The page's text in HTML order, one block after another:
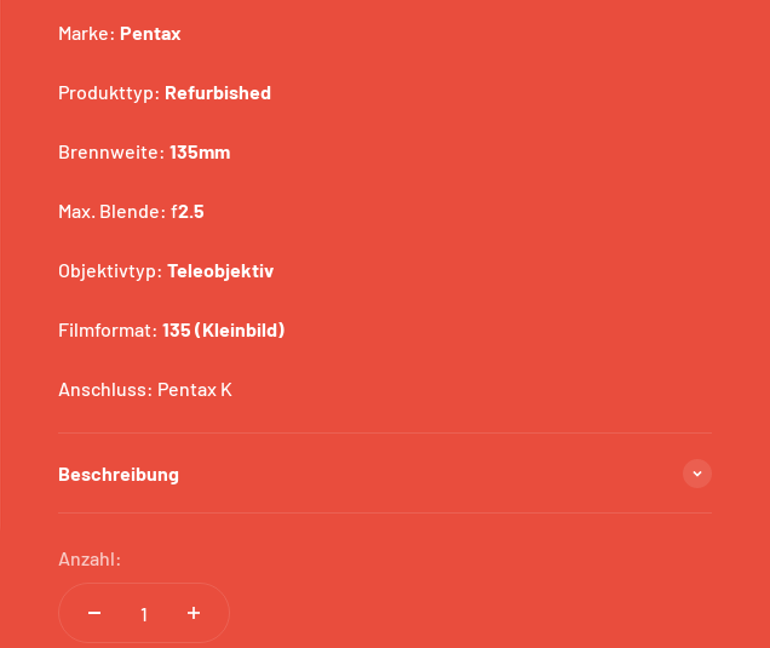
Marke: Pentax
Produkttyp: Refurbished
Brennweite: 135mm
Max. Blende: f2.5
Objektivtyp: Teleobjektiv
Filmformat: 135 (Kleinbild)
Anschluss: Pentax K
Beschreibung
Anzahl: